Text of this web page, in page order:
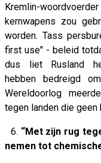
Kremlin-
kernwapens zou
worden. Tass
first use" - beleid
dus liet Rusland
hebben bedreigd
Wereldoorlog
tegen landen die
6. “Met zijn rug
nemen tot